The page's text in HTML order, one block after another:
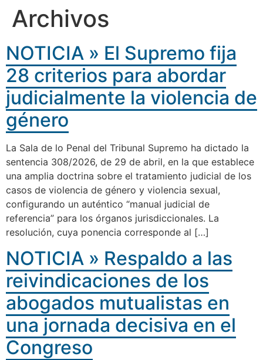
Archivos
NOTICIA » El Supremo fija
28 criterios para abordar
judicialmente la violencia de
género
La Sala de lo Penal del Tribunal Supremo ha dictado la
sentencia 308/2026, de 29 de abril, en la que establece
una amplia doctrina sobre el tratamiento judicial de los
casos de violencia de género y violencia sexual,
configurando un auténtico “manual judicial de
referencia” para los órganos jurisdiccionales. La
resolución, cuya ponencia corresponde al […]
NOTICIA » Respaldo a las
reivindicaciones de los
abogados mutualistas en
una jornada decisiva en el
Congreso